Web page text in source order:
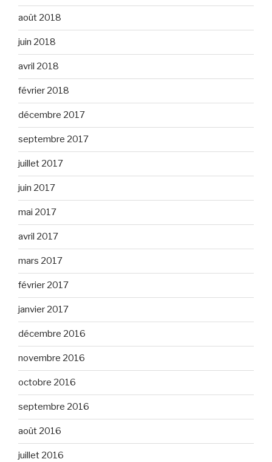
août 2018
juin 2018
avril 2018
février 2018
décembre 2017
septembre 2017
juillet 2017
juin 2017
mai 2017
avril 2017
mars 2017
février 2017
janvier 2017
décembre 2016
novembre 2016
octobre 2016
septembre 2016
août 2016
juillet 2016